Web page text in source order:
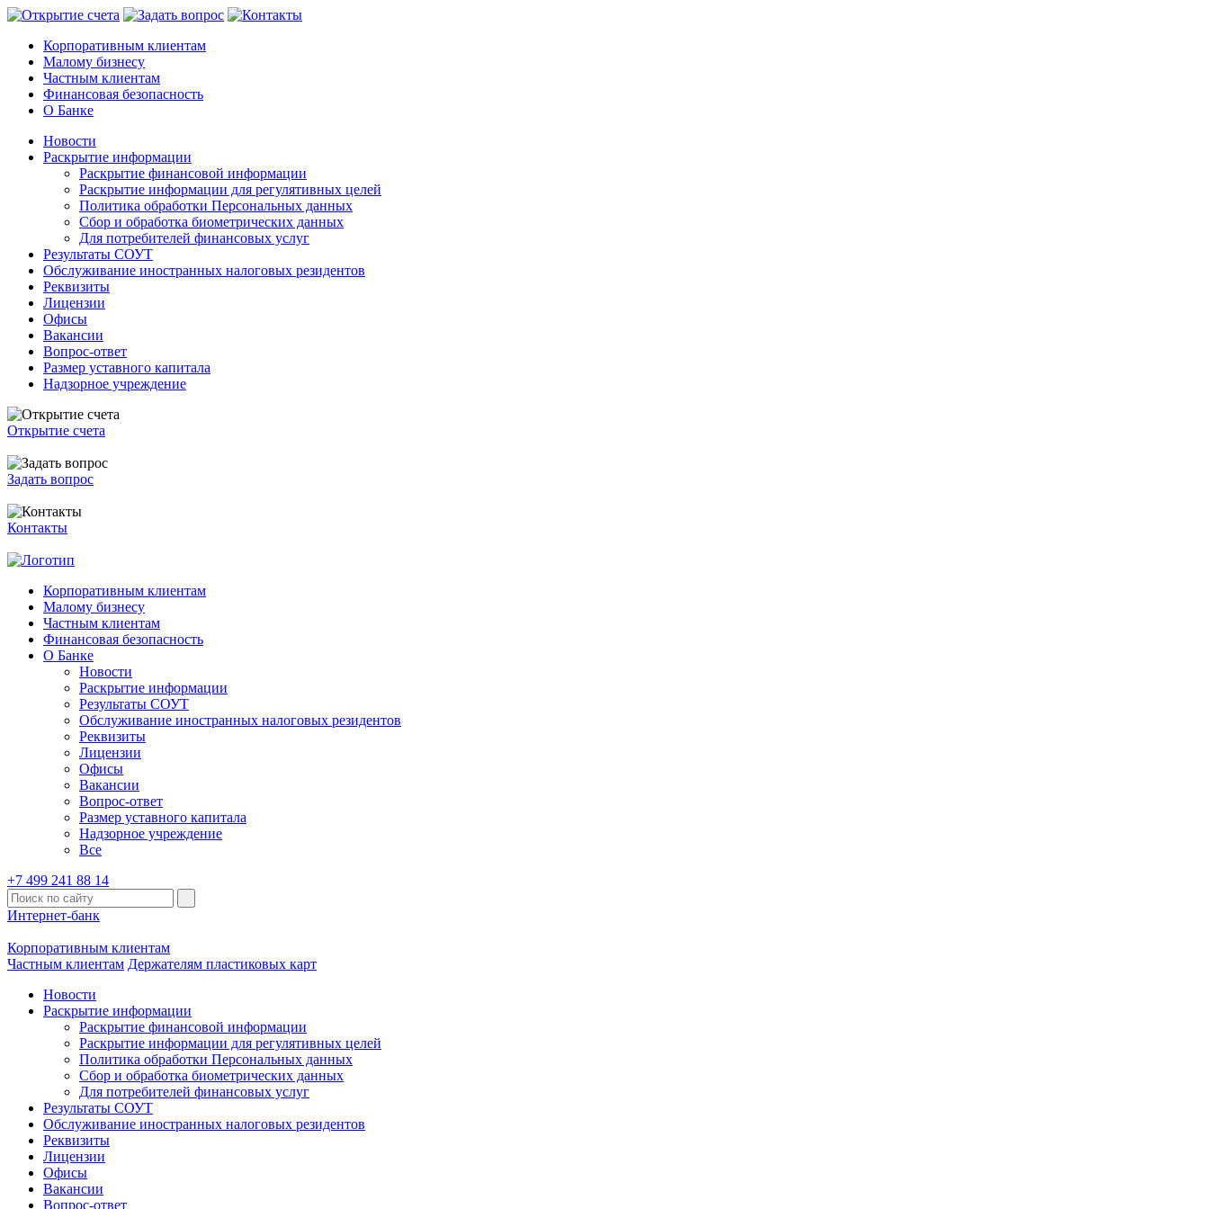
Корпоративным клиентам
Малому бизнесу
Частным клиентам
Финансовая безопасность
О Банке
Новости
Раскрытие информации
Раскрытие финансовой информации
Раскрытие информации для регулятивных целей
Политика обработки Персональных данных
Сбор и обработка биометрических данных
Для потребителей финансовых услуг
Результаты СОУТ
Обслуживание иностранных налоговых резидентов
Реквизиты
Лицензии
Офисы
Вакансии
Вопрос-ответ
Размер уставного капитала
Надзорное учреждение
Открытие счета
Задать вопрос
Контакты
Корпоративным клиентам
Малому бизнесу
Частным клиентам
Финансовая безопасность
О Банке
Новости
Раскрытие информации
Результаты СОУТ
Обслуживание иностранных налоговых резидентов
Реквизиты
Лицензии
Офисы
Вакансии
Вопрос-ответ
Размер уставного капитала
Надзорное учреждение
Все
+7 499 241 88 14
Интернет-банк
Корпоративным клиентам
Частным клиентам Держателям пластиковых карт
Новости
Раскрытие информации
Раскрытие финансовой информации
Раскрытие информации для регулятивных целей
Политика обработки Персональных данных
Сбор и обработка биометрических данных
Для потребителей финансовых услуг
Результаты СОУТ
Обслуживание иностранных налоговых резидентов
Реквизиты
Лицензии
Офисы
Вакансии
Вопрос-ответ